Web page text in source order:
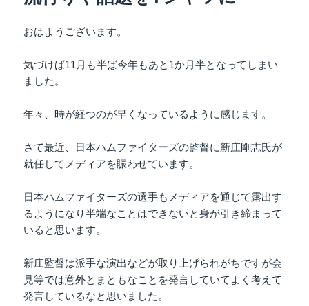
おはようございます。
気づけば11月も半ば今年もあと1か月半となってしまい
ました。
年々、時が経つのが早くなっているように感じます。
さて最近、日本ハムファイターズの監督に新庄剛志氏が
就任してメディアを賑わせています。
日本ハムファイターズの選手もメディアを通じて露出す
るようになり半端なことはできないと身が引き締まって
いると思います。
新庄監督は派手な演出などが取り上げられがちですが会
見等では意外とまともなことを発言していてよく考えて
発言しているなと思いました。